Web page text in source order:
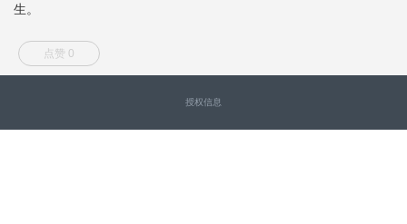
生。
点赞 0
授权信息